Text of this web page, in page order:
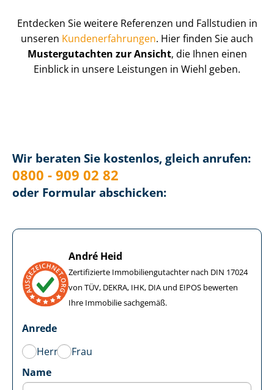
Entdecken Sie weitere Referenzen und Fallstudien in
unseren Kun­de­n­er­fah­run­gen. Hier finden Sie auch
Mustergutachten zur Ansicht, die Ihnen einen
Einblick in unsere Leistungen in Wiehl geben.
Wir beraten Sie kostenlos, gleich anrufen:
0800 - 909 02 82
oder Formular abschicken:
André Heid
Zertifizierte Im­mo­bi­li­en­gut­ach­ter nach DIN 17024
von TÜV, DEKRA, IHK, DIA und EIPOS bewerten
Ihre Immobilie sachgemäß.
Anrede
Herr
Frau
Name